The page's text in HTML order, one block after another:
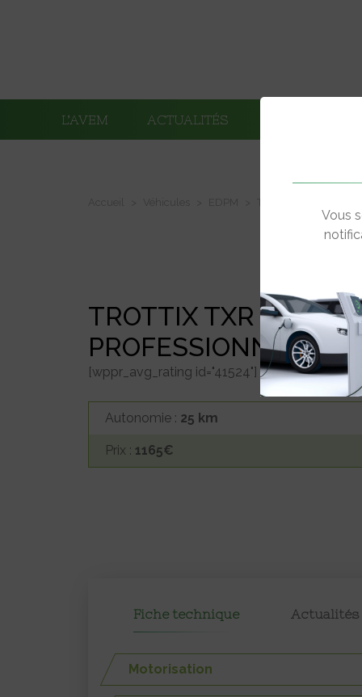
L’AVEM ACTUALITÉS
TROTTIX TXR GAMME
PROFESSIONNELLE
[wppr_avg_rating id="41524"]
Autonomie : 25 km
Prix : 1165€
Fiche technique Actualités
Motorisation
Vous